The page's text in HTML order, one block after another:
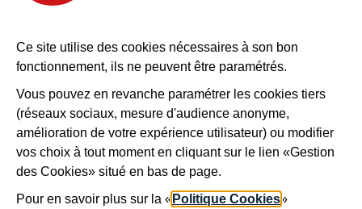
Ce site utilise des cookies nécessaires à son bon
fonctionnement, ils ne peuvent être paramétrés.
Vous pouvez en revanche paramétrer les cookies tiers
(réseaux sociaux, mesure d'audience anonyme,
amélioration de votre expérience utilisateur) ou modifier
vos choix à tout moment en cliquant sur le lien «Gestion
des Cookies» situé en bas de page.
Pour en savoir plus sur la « Politique Cookies»
Bouton contacterNous contacter
Plus deTremblay !
S’inscrire à la newsletter
Nos autres sites